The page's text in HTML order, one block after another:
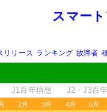
スマー
リリース ランキング 故障者
J1百年構想 J2・J3百
2月 3月 4月 5月